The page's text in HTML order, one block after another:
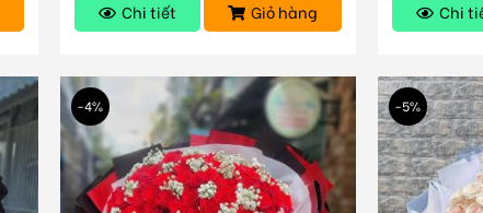
Chi tiết Giỏ hàng Chi
-4% -5%